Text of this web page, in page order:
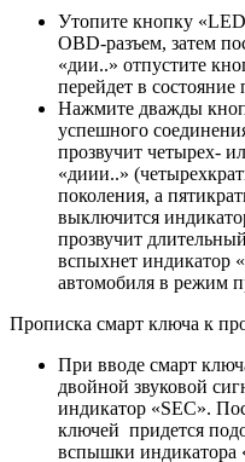
Утопите кнопку
OBD-разъем, затем
«дии..» отпустите
перейдет в состояние
Нажмите дважды
успешного
прозвучит четырех-
«диии..»
поколения, а
выключится
прозвучит
вспыхнет индикатор
автомобиля в режим
Прописка смарт ключа к
При вводе смарт
двойной звуковой
индикатор «SEC».
ключей придется
вспышки индикатора